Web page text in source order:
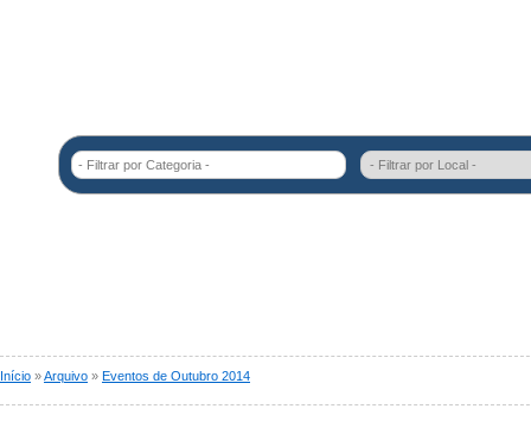
- Filtrar por Categoria -
Início »Arquivo » Eventos de Outubro 2014